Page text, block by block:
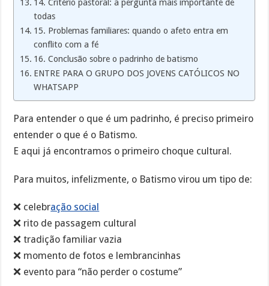
14. Critério pastoral: a pergunta mais importante de
todas
15. Problemas familiares: quando o afeto entra em
conflito com a fé
16. Conclusão sobre o padrinho de batismo
ENTRE PARA O GRUPO DOS JOVENS CATÓLICOS NO
WHATSAPP
Para entender o que é um padrinho, é preciso primeiro
entender o que é o Batismo.
E aqui já encontramos o primeiro choque cultural.
Para muitos, infelizmente, o Batismo virou um tipo de:
❌ celebração social
❌ rito de passagem cultural
❌ tradição familiar vazia
❌ momento de fotos e lembrancinhas
❌ evento para “não perder o costume”